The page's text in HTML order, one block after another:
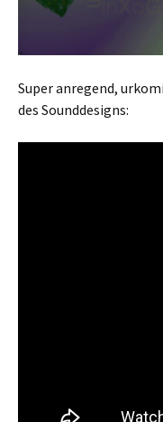
Super anregend,
des Sounddesigns: